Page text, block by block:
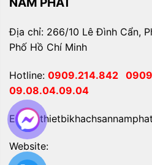
Địa chỉ: 266/10 Lê Đình Cẩn,
Phố Hồ Chí Minh
Hotline: 0909.214.842
09.08.04.09.04
Email:
Website: